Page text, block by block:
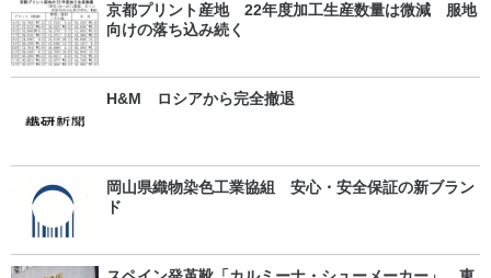
京都プリント産地 22年度加工生産数量は微減 服地
向けの落ち込み続く
H&M ロシアから完全撤退
岡山県織物染色工業協組 安心・安全保証の新ブラン
ド